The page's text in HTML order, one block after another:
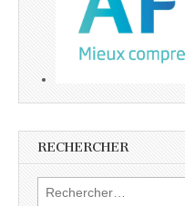
RECHERCHER
Rechercher :